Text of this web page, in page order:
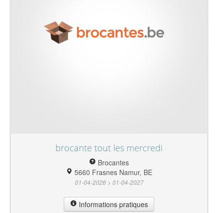
brocante tout les mercredi
Brocantes
5660 Frasnes Namur, BE
01-04-2026 > 01-04-2027
Informations pratiques